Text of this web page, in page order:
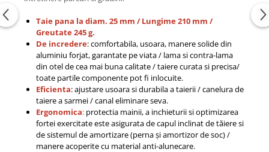
Taie pana la diam. 25 mm / Lungime 210 mm /
Greutate 245 g.
De incredere: comfortabila, usoara, manere solide din
aluminiu forjat, garantate pe viata / lama si contra-lama
din otel de cea mai buna calitate / taiere curata si precisa/
toate partile componente pot fi inlocuite.
Eficienta: ajustare usoara si durabila a taierii / canelura de
taiere a sarmei / canal eliminare seva.
Ergonomica: protectia mainii, a inchieturii si optimizarea
fortei exercitate este asigurata de capul inclinat de tăiere si
de sistemul de amortizare (perna și amortizor de soc) /
manere acoperite cu material anti-alunecare.